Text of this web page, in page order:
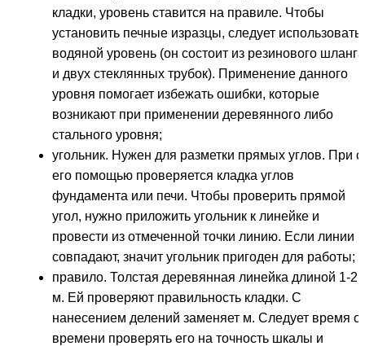
кладки, уровень ставится на правиле. Чтобы
установить печные изразцы, следует использовать
водяной уровень (он состоит из резинового шланга
и двух стеклянных трубок). Применение данного
уровня помогает избежать ошибки, которые
возникают при применении деревянного либо
стального уровня;
угольник. Нужен для разметки прямых углов. При с
его помощью проверяется кладка углов
фундамента или печи. Чтобы проверить прямой
угол, нужно приложить угольник к линейке и
провести из отмеченной точки линию. Если линии
совпадают, значит угольник пригоден для работы;
правило. Толстая деревянная линейка длиной 1-2
м. Ей проверяют правильность кладки. С
нанесением делений заменяет м. Следует время
времени проверять его на точность шкалы и